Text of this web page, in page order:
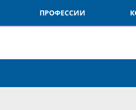
ПРОФЕССИИ